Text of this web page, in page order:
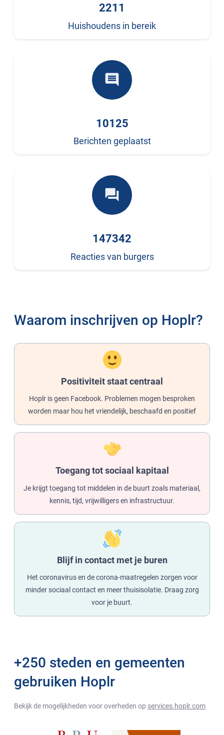
2211
Huishoudens in bereik
comment
10125
Berichten geplaatst
forum
147342
Reacties van burgers
Waarom inschrijven op Hoplr?
Positiviteit staat centraal
Hoplr is geen Facebook. Problemen mogen besproken
worden maar hou het vriendelijk, beschaafd en positief
Toegang tot sociaal kapitaal
Je krijgt toegang tot middelen in de buurt zoals materiaal,
kennis, tijd, vrijwilligers en infrastructuur.
Blijf in contact met je buren
Het coronavirus en de corona-maatregelen zorgen voor
minder sociaal contact en meer thuisisolatie. Draag zorg
voor je buurt.
+250 steden en gemeenten
gebruiken Hoplr
Bekijk de mogelijkheden voor overheden op services.hoplr.com